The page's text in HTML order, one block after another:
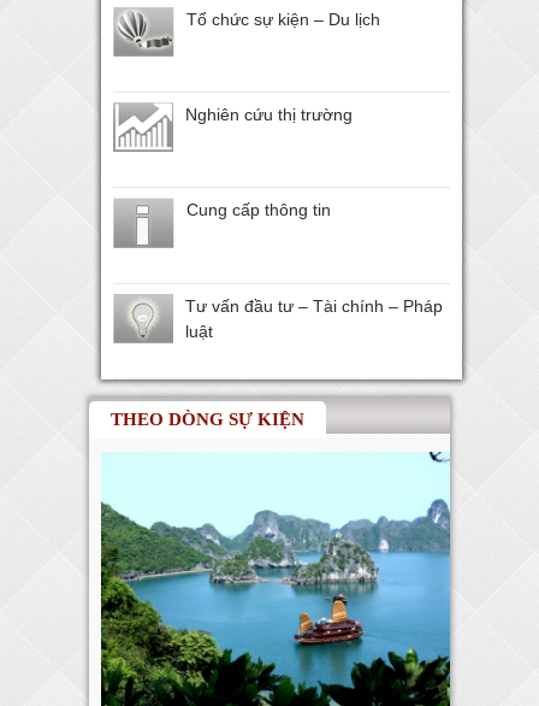
Tổ chức sự kiện – Du lịch
Nghiên cứu thị trường
Cung cấp thông tin
Tư vấn đầu tư – Tài chính – Pháp
luật
THEO DÒNG SỰ KIỆN